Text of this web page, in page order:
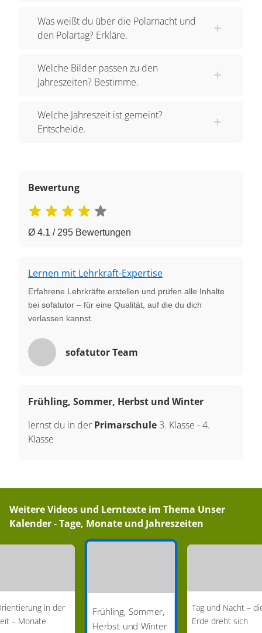
Was weißt du über die Polarnacht und
den Polartag? Erkläre.
Welche Bilder passen zu den
Jahreszeiten? Bestimme.
Welche Jahreszeit ist gemeint?
Entscheide.
Bewertung
Ø 4.1 / 295 Bewertungen
Lernen mit Lehrkraft-Expertise
Erfahrene Lehrkräfte erstellen und prüfen alle Inhalte
bei sofatutor – für eine Qualität, auf die du dich
verlassen kannst.
sofatutor Team
Frühling, Sommer, Herbst und Winter
lernst du in der Primarschule 3. Klasse -4.
Klasse
Weitere Videos und Lerntexte im Thema Unser
Kalender - Tage, Monate und Jahreszeiten
in der
– Monate
Frühling, Sommer,
Herbst und Winter
Tag und Nacht –
Erde dreht sich